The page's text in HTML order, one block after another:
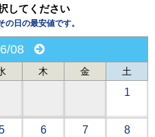
してください
の日の最安値です。
08
木 金 土
1
6 7 8